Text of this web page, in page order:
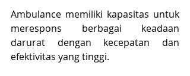
Ambulance memiliki kapasitas untuk
merespons berbagai keadaan
darurat dengan kecepatan dan
efektivitas yang tinggi.